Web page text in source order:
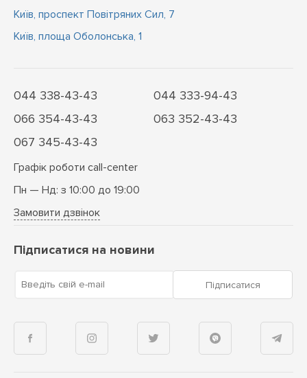
Київ, проспект Повітряних Сил, 7
Київ, площа Оболонська, 1
044 338-43-43
044 333-94-43
066 354-43-43
063 352-43-43
067 345-43-43
Графік роботи call-center
Пн — Нд: з 10:00 до 19:00
Замовити дзвінок
Підписатися на новини
Введіть свій e-mail Підписатися